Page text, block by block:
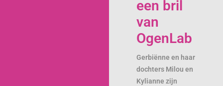
een bril
van
OgenLab
Gerbiënne en haar
dochters Milou en
Kylianne zijn